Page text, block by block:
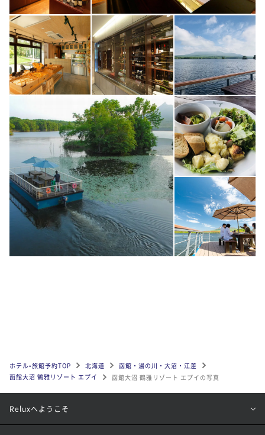
ホテル•旅館予約TOP 北海道
函館・湯の川・大沼・江差
函館大沼 鶴雅リゾート エプイ
函館大沼 鶴雅リゾート エプイの写真
Reluxへようこそ